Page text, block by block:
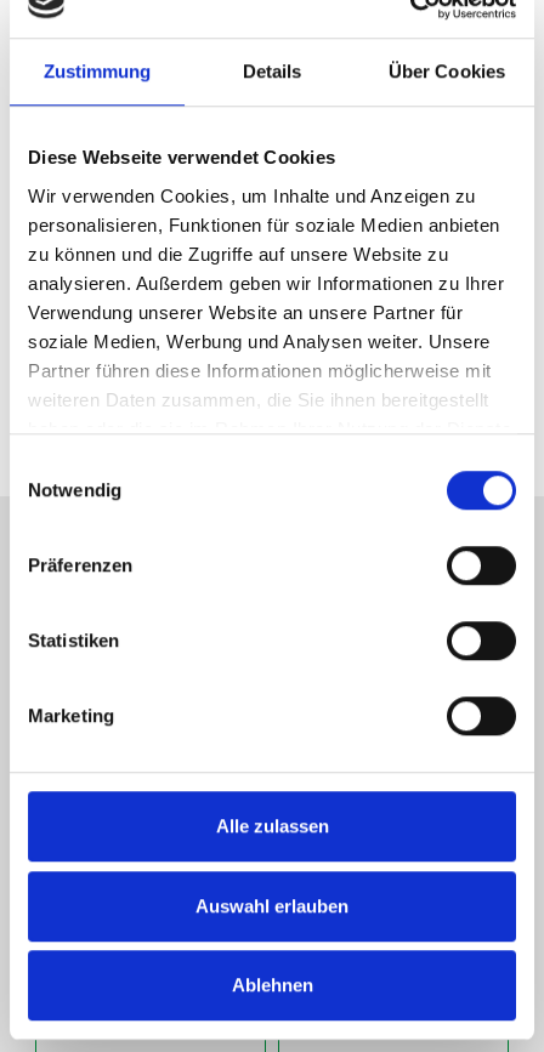
Zustimmung Details Über Cookies
Diese Webseite verwendet Cookies
Wir verwenden Cookies, um Inhalte und Anzeigen zu
personalisieren, Funktionen für soziale Medien anbieten
zu können und die Zugriffe auf unsere Website zu
analysieren. Außerdem geben wir Informationen zu Ihrer
Verwendung unserer Website an unsere Partner für
soziale Medien, Werbung und Analysen weiter. Unsere
Partner führen diese Informationen möglicherweise mit
weiteren Daten zusammen, die Sie ihnen bereitgestellt
haben oder die sie im Rahmen Ihrer Nutzung der Dienste
Notwendig
Präferenzen
Statistiken
Marketing
Alle zulassen
Auswahl erlauben
Ablehnen
COURT HOTEL
Roger-Federer-Allee 6
33790 HalleWestfalen
Email: info@courthotel.de
Buchungsformular Arenaführungen
KB
Ticket Hotline 05201 81 80 oder
karten@
ERGEBNISSE
FANSHOP SERVICE